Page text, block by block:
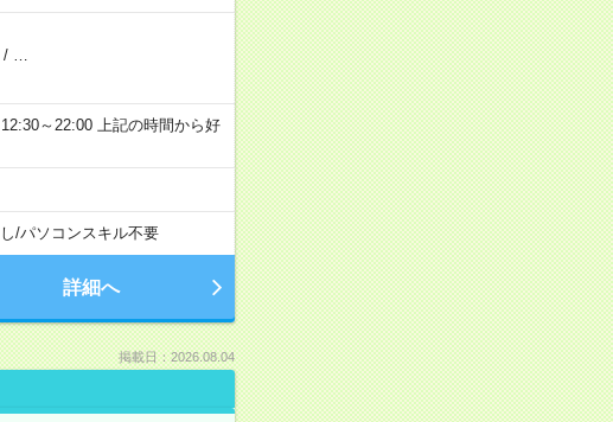
～22:00 上記の時間から好
/パソコンスキル不要
詳細へ
掲載日：2026.08.04